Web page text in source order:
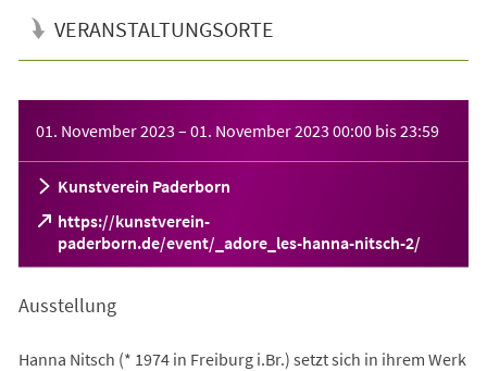
VERANSTALTUNGSORTE
01. November 2023 – 01. November 2023 00:00 bis23:59
Kunstverein Paderborn
https://kunstverein-
paderborn.de/event/_adore_les-hanna-nitsch-2/
(Öffnet
in
neuen
Ausstellung
Hanna Nitsch (* 1974 in Freiburg i.Br.) setzt sich in ihrem Werk